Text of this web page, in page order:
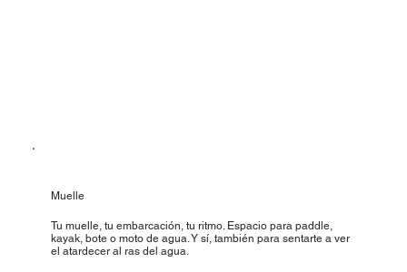
Muelle
Tu muelle, tu embarcación, tu ritmo. Espacio para paddle,
kayak, bote o moto de agua. Y sí, también para sentarte a ver
el atardecer al ras del agua.